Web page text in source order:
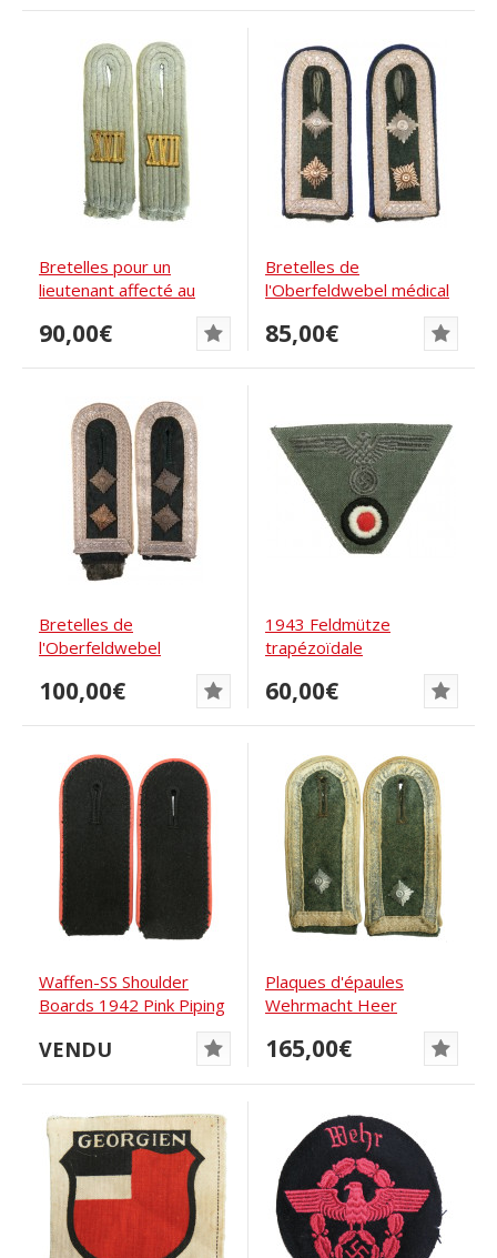
Bretelles pour un
lieutenant affecté au
90,00€
Bretelles de
l'Oberfeldwebel médical
85,00€
Bretelles de
l'Oberfeldwebel
100,00€
1943 Feldmütze
trapézoïdale
60,00€
Waffen-SS Shoulder
Boards 1942 Pink Piping
VENDU
Plaques d'épaules
Wehrmacht Heer
165,00€